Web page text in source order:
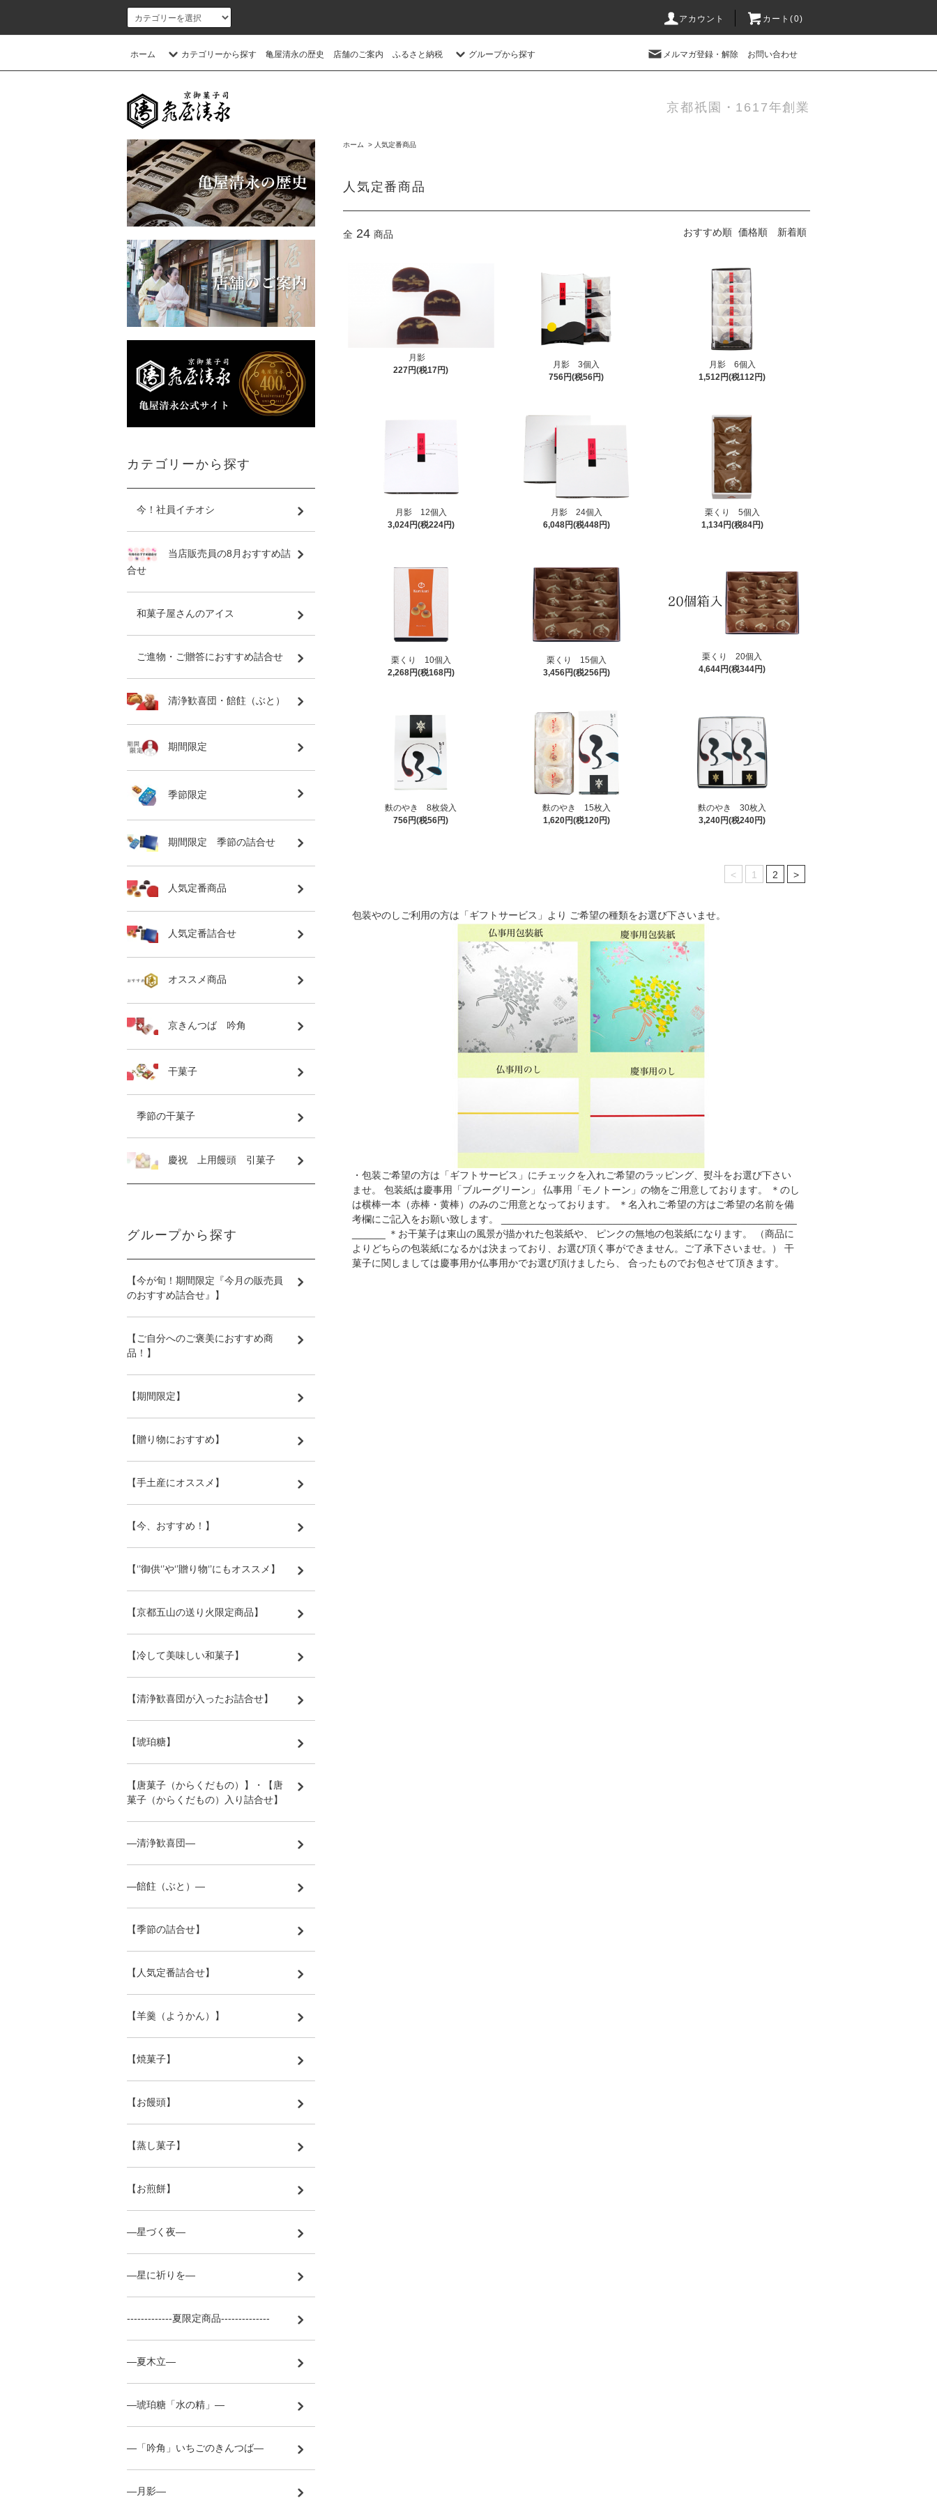
アカウント カート(0)
ホーム カテゴリーから探す 亀屋清永の歴史 店舗のご案内 ふるさと納税 グループから探す メルマガ登録・解除 お問い合わせ
京都祇園・1617年創業
ホーム > 人気定番商品
人気定番商品
全 24 商品 おすすめ順 価格順 新着順
月影
227円(税17円)
月影 3個入
756円(税56円)
月影 6個入
1,512円(税112円)
月影 12個入
3,024円(税224円)
月影 24個入
6,048円(税448円)
栗くり 5個入
1,134円(税84円)
栗くり 10個入
2,268円(税168円)
栗くり 15個入
3,456円(税256円)
栗くり 20個入
4,644円(税344円)
麩のやき 8枚袋入
756円(税56円)
麩のやき 15枚入
1,620円(税120円)
麩のやき 30枚入
3,240円(税240円)
< 1 2 >
包装やのしご利用の方は「ギフトサービス」より ご希望の種類をお選び下さいませ。
・包装ご希望の方は「ギフトサービス」にチェックを入れご希望のラッピング、熨斗をお選び下さい
ませ。 包装紙は慶事用「ブルーグリーン」 仏事用「モノトーン」の物をご用意しております。 ＊のし
は横棒一本（赤棒・黄棒）のみのご用意となっております。 ＊名入れご希望の方はご希望の名前を備
考欄にご記入をお願い致します。 _____________________________________________________
______ ＊お干菓子は東山の風景が描かれた包装紙や、 ピンクの無地の包装紙になります。 （商品に
よりどちらの包装紙になるかは決まっており、お選び頂く事ができません。ご了承下さいませ。） 干
菓子に関しましては慶事用か仏事用かでお選び頂けましたら、 合ったものでお包させて頂きます。
カテゴリーから探す
今！社員イチオシ
当店販売員の8月おすすめ詰
合せ
和菓子屋さんのアイス
ご進物・ご贈答におすすめ詰合せ
清浄歓喜団・餢飳（ぶと）
期間限定
季節限定
期間限定 季節の詰合せ
人気定番商品
人気定番詰合せ
オススメ商品
京きんつば 吟角
干菓子
季節の干菓子
慶祝 上用饅頭 引菓子
グループから探す
【今が旬！期間限定『今月の販売員
のおすすめ詰合せ』】
【ご自分へのご褒美におすすめ商
品！】
【期間限定】
【贈り物におすすめ】
【手土産にオススメ】
【今、おすすめ！】
【‘’御供‘’や‘’贈り物‘’にもオススメ】
【京都五山の送り火限定商品】
【冷して美味しい和菓子】
【清浄歓喜団が入ったお詰合せ】
【琥珀糖】
【唐菓子（からくだもの）】・【唐
菓子（からくだもの）入り詰合せ】
―清浄歓喜団―
―餢飳（ぶと）―
【季節の詰合せ】
【人気定番詰合せ】
【羊羹（ようかん）】
【焼菓子】
【お饅頭】
【蒸し菓子】
【お煎餅】
―星づく夜―
―星に祈りを―
-------------夏限定商品--------------
―夏木立―
―琥珀糖「水の精」―
―「吟角」いちごのきんつば―
―月影―